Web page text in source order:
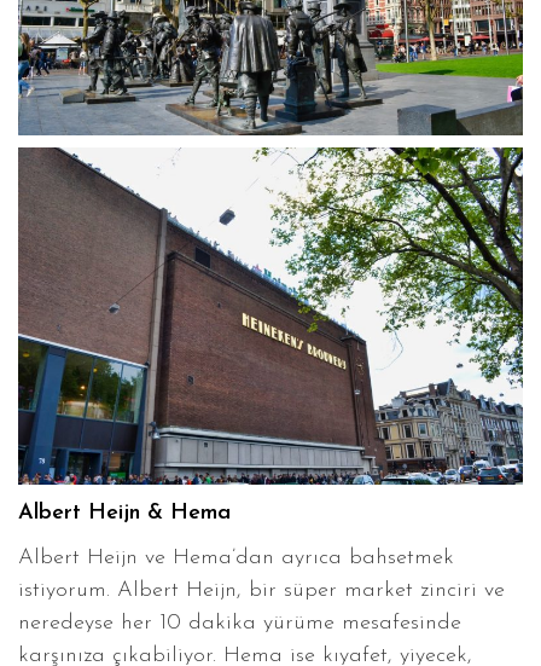
Albert Heijn & Hema
Albert Heijn ve Hema’dan ayrıca bahsetmek
istiyorum. Albert Heijn, bir süper market zinciri ve
neredeyse her 10 dakika yürüme mesafesinde
karşınıza çıkabiliyor. Hema ise kıyafet, yiyecek,